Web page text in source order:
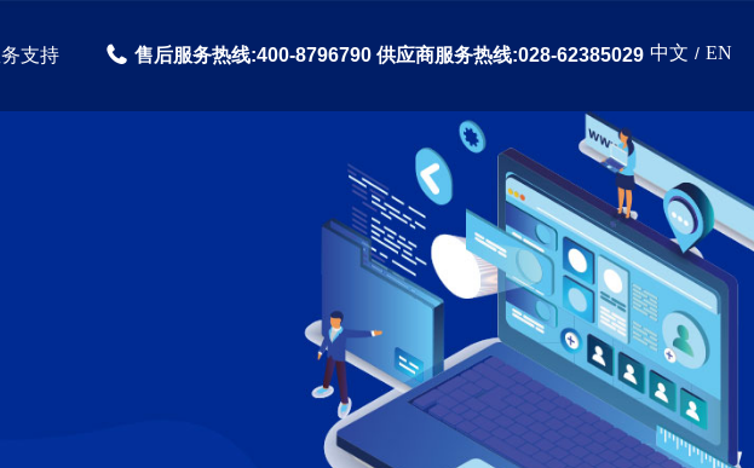
支持 售后服务热线:400-8796790 供应商服务热线:028-62385029 中文 / EN